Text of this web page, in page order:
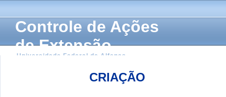
Controle de Ações
de Extensão
Universidade Federal de Alfenas
CRIAÇÃO